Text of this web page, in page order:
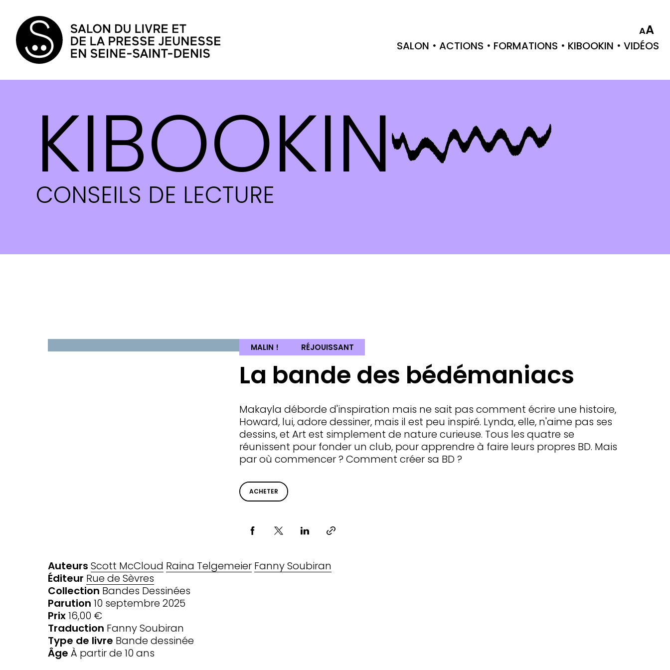
AA
SALON ACTIONS FORMATIONS KIBOOKIN VIDÉOS
KIBOOKIN
CONSEILS DE LECTURE
MALIN ! RÉJOUISSANT
La bande des bédémaniacs
Makayla déborde d'inspiration mais ne sait pas comment écrire une histoire,
Howard, lui, adore dessiner, mais il est peu inspiré. Lynda, elle, n'aime pas ses
dessins, et Art est simplement de nature curieuse. Tous les quatre se
réunissent pour fonder un club, pour apprendre à faire leurs propres BD. Mais
par où commencer ? Comment créer sa BD ?
ACHETER
Partager via
Auteurs Scott McCloud Raina Telgemeier Fanny Soubiran
Éditeur Rue de Sèvres
Collection Bandes Dessinées
Parution 10 septembre 2025
Prix16,00 €
Traduction Fanny Soubiran
Type de livre Bande dessinée
Âge À partir de 10 ans